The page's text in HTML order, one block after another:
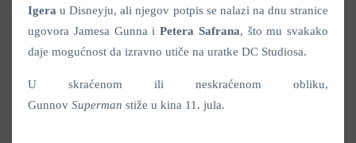
Igerau Disneyju, ali njegov potpis se nalazi na dnu stranice
ugovora Jamesa Gunna i Petera Safrana, što mu svakako
daje mogućnost da izravno utiče na uratke DC Studiosa.
U skraćenom ili neskraćenom obliku,
Gunnov Superman stiže u kina 11. jula.